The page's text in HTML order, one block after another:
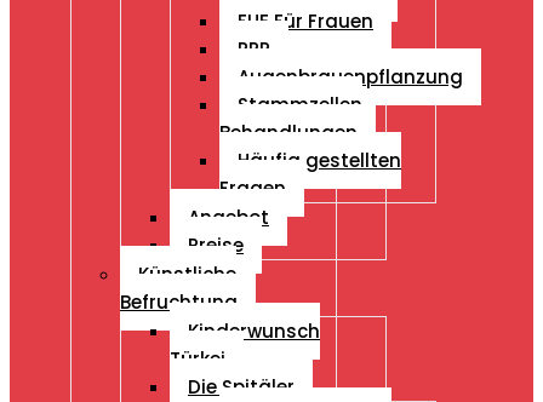
FUE Für Frauen
PRP
Augenbrauenpflanzung
Stammzellen
Behandlungen
Häufig gestellten
Fragen
Angebot
Preise
Künstliche
Befruchtung
Kinderwunsch
Türkei
Die Spitäler